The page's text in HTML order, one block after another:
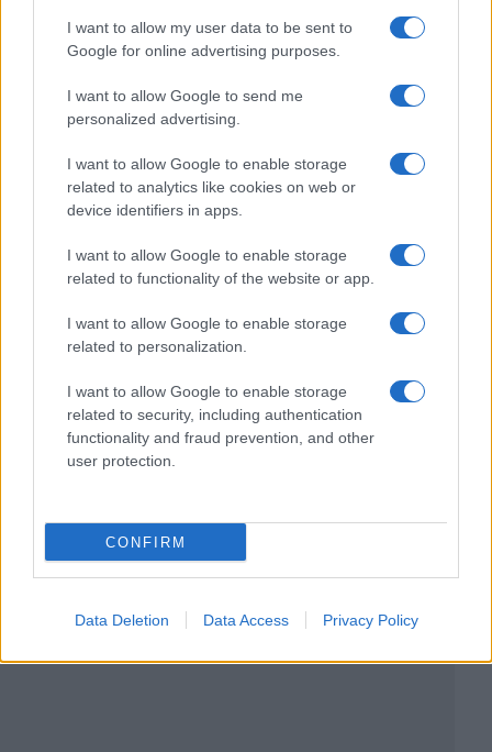
I want to allow my user data to be sent to
Google for online advertising purposes.
I want to allow Google to send me
personalized advertising.
I want to allow Google to enable storage
related to analytics like cookies on web or
device identifiers in apps.
I want to allow Google to enable storage
related to functionality of the website or app.
I want to allow Google to enable storage
related to personalization.
I want to allow Google to enable storage
related to security, including authentication
functionality and fraud prevention, and other
user protection.
CONFIRM
Data Deletion Data Access Privacy Policy